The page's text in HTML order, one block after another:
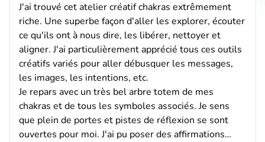
J'ai trouvé cet atelier créatif chakras extrêmement
riche. Une superbe façon d'aller les explorer, écouter
ce qu'ils ont à nous dire, les libérer, nettoyer et
aligner. J'ai particulièrement apprécié tous ces outils
créatifs variés pour aller débusquer les messages,
les images, les intentions, etc.
Je repars avec un très bel arbre totem de mes
chakras et de tous les symboles associés. Je sens
que plein de portes et pistes de réflexion se sont
ouvertes pour moi. J'ai pu poser des affirmations…